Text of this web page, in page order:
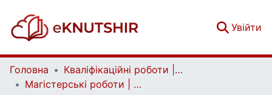
Увійти
Головна
Кваліфікаційні роботи | Qualifying works
Магістерські роботи | Master's theses